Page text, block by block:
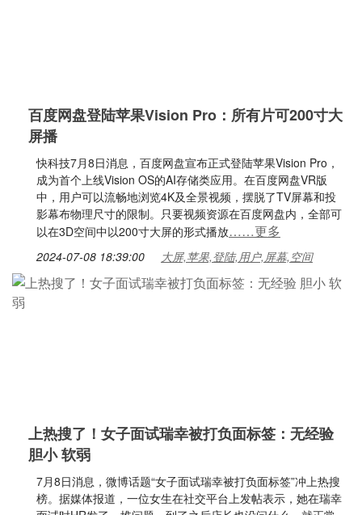
百度网盘登陆苹果Vision Pro：所有片可200寸大
屏播
快科技7月8日消息，百度网盘宣布正式登陆苹果Vision Pro，
成为首个上线Vision OS的AI存储类应用。在百度网盘VR版
中，用户可以流畅地浏览4K及全景视频，摆脱了TV屏幕和投
影幕布物理尺寸的限制。只要视频资源在百度网盘内，全部可
以在3D空间中以200寸大屏的形式播放……更多
2024-07-08 18:39:00 大屏,苹果,登陆,用户,屏幕,空间
上热搜了！女子面试瑞幸被打负面标签：无经验
胆小 软弱
7月8日消息，微博话题“女子面试瑞幸被打负面标签”冲上热搜
榜。据媒体报道，一位女生在社交平台上发帖表示，她在瑞幸